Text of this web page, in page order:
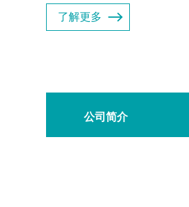
了解更多
公司简介